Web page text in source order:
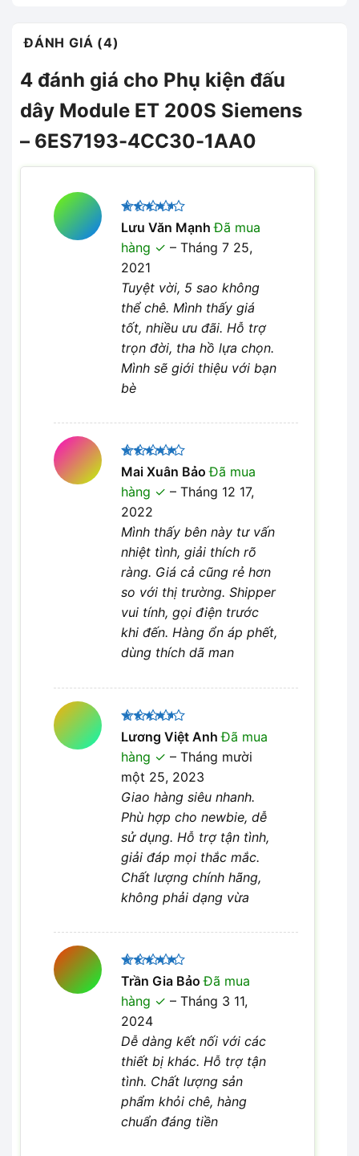
ĐÁNH GIÁ (4)
4 đánh giá cho Phụ kiện đấu
dây Module ET 200S Siemens
– 6ES7193-4CC30-1AA0
Được
xếp hạng
45 sao
Lưu Văn MạnhĐã mua
hàng
– Tháng 7 25,
2021
Tuyệt vời, 5 sao không
thể chê. Mình thấy giá
tốt, nhiều ưu đãi. Hỗ trợ
trọn đời, tha hồ lựa chọn.
Mình sẽ giới thiệu với bạn
bè
Được xếp
hạng
5
sao
Mai Xuân BảoĐã mua
hàng
– Tháng 12 17,
2022
Mình thấy bên này tư vấn
nhiệt tình, giải thích rõ
ràng. Giá cả cũng rẻ hơn
so với thị trường. Shipper
vui tính, gọi điện trước
khi đến. Hàng ổn áp phết,
dùng thích dã man
Được
xếp hạng
45 sao
Lương Việt AnhĐã mua
hàng
– Tháng mười
một 25, 2023
Giao hàng siêu nhanh.
Phù hợp cho newbie, dễ
sử dụng. Hỗ trợ tận tình,
giải đáp mọi thắc mắc.
Chất lượng chính hãng,
không phải dạng vừa
Được xếp
hạng
5
5
sao
Trần Gia BảoĐã mua
hàng
– Tháng 3 11,
2024
Dễ dàng kết nối với các
thiết bị khác. Hỗ trợ tận
tình. Chất lượng sản
phẩm khỏi chê, hàng
chuẩn đáng tiền